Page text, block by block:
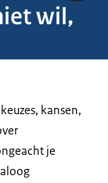
wil,
kansen,
je